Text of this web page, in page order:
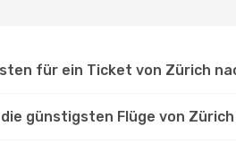
für ein Ticket von Zürich
günstigsten Flüge von